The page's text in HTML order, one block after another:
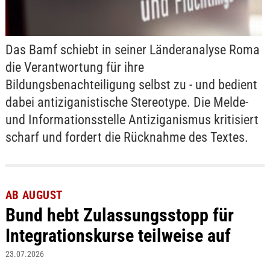
Das Bamf schiebt in seiner Länderanalyse Roma
die Verantwortung für ihre
Bildungsbenachteiligung selbst zu - und bedient
dabei antiziganistische Stereotype. Die Melde-
und Informationsstelle Antiziganismus kritisiert
scharf und fordert die Rücknahme des Textes.
AB AUGUST
Bund hebt Zulassungsstopp für
Integrationskurse teilweise auf
23.07.2026